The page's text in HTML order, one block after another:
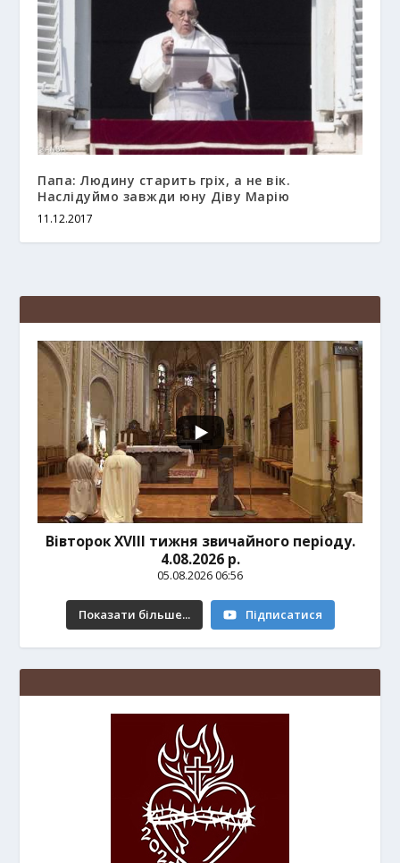
Папа: Людину старить гріх, а не вік.
Наслідуймо завжди юну Діву Марію
11.12.2017
Вівторок ХVІІІ тижня звичайного періоду.
4.08.2026 р.
05.08.2026 06:56
Показати більше... Підписатися